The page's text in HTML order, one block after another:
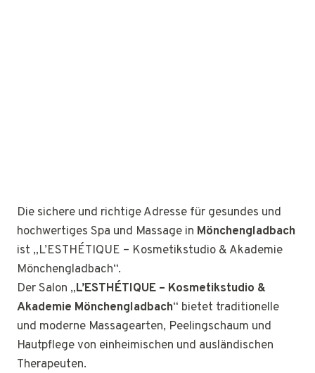
Die sichere und richtige Adresse für gesundes und
hochwertiges Spa und Massage in Mönchengladbach
ist „L’ESTHÉTIQUE – Kosmetikstudio & Akademie
Mönchengladbach“.
Der Salon „L’ESTHÉTIQUE – Kosmetikstudio &
Akademie Mönchengladbach“ bietet traditionelle
und moderne Massagearten, Peelingschaum und
Hautpflege von einheimischen und ausländischen
Therapeuten.